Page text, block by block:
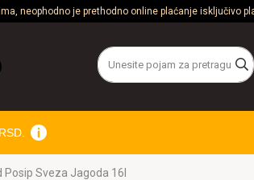
neophodno je prethodno online plaćanje isključivo
Sveza Jagoda 16l